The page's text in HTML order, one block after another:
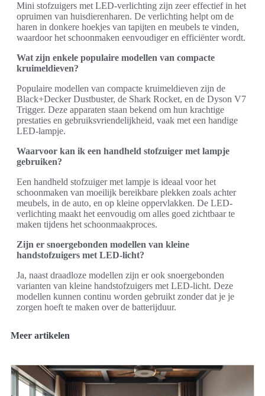
Mini stofzuigers met LED-verlichting zijn zeer effectief in het
opruimen van huisdierenharen. De verlichting helpt om de
haren in donkere hoekjes van tapijten en meubels te vinden,
waardoor het schoonmaken eenvoudiger en efficiënter wordt.
Wat zijn enkele populaire modellen van compacte
kruimeldieven?
Populaire modellen van compacte kruimeldieven zijn de
Black+Decker Dustbuster, de Shark Rocket, en de Dyson V7
Trigger. Deze apparaten staan bekend om hun krachtige
prestaties en gebruiksvriendelijkheid, vaak met een handige
LED-lampje.
Waarvoor kan ik een handheld stofzuiger met lampje
gebruiken?
Een handheld stofzuiger met lampje is ideaal voor het
schoonmaken van moeilijk bereikbare plekken zoals achter
meubels, in de auto, en op kleine oppervlakken. De LED-
verlichting maakt het eenvoudig om alles goed zichtbaar te
maken tijdens het schoonmaakproces.
Zijn er snoergebonden modellen van kleine
handstofzuigers met LED-licht?
Ja, naast draadloze modellen zijn er ook snoergebonden
varianten van kleine handstofzuigers met LED-licht. Deze
modellen kunnen continu worden gebruikt zonder dat je je
zorgen hoeft te maken over de batterijduur.
Meer artikelen